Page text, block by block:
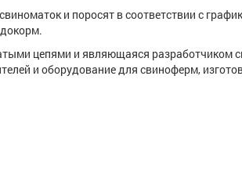
и поросят в соответствии с
цепями и являющаяся разработчиком
и оборудование для свиноферм,